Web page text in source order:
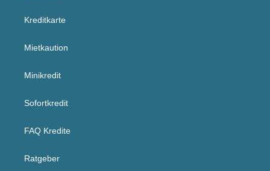
Kreditkarte
Mietkaution
Minikredit
Sofortkredit
FAQ Kredite
Ratgeber